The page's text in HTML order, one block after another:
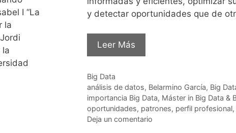
I “La
la
la
y detectar oportunidades que de
Leer Más
Categorías
Big Data
Etiquetas
análisis de datos, Belarmino García, Big
importancia Big Data, Máster in Big Data &
oportunidades, patrones, perfil profesional,
Deja un comentario